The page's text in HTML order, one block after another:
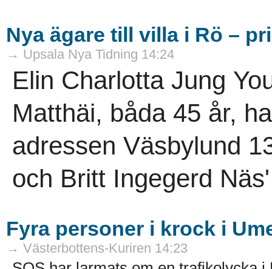
Nya ägare till villa i Rö –
→ Upsala Nya Tidning 14:24
Elin Charlotta Jung
Matthäi, båda 45 år,
adressen Väsbylund
och Britt Ingegerd
Fyra personer i krock i
→ Västerbottens-Kuriren 14:23